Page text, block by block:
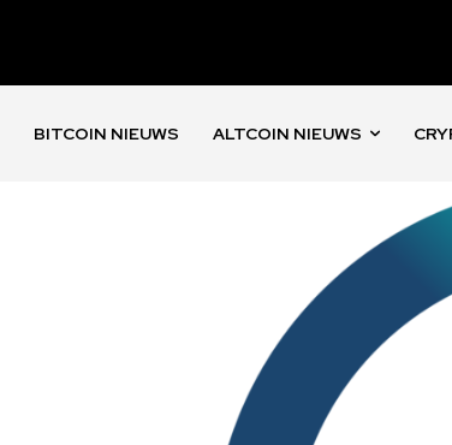
BITCOIN NIEUWS ALTCOIN NIEUWS